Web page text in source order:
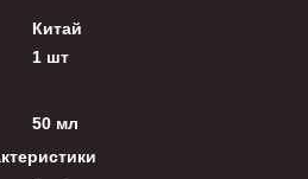
Китай
1 шт
50 мл